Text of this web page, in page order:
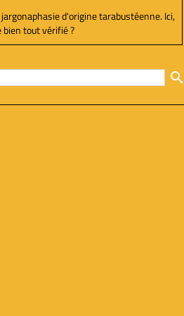
d'origine tarabustéenne. Ici,
bien tout vérifié ?
search